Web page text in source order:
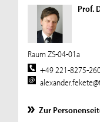
Prof.
Raum ZS-04-01a
+49 221-8275-
Zur